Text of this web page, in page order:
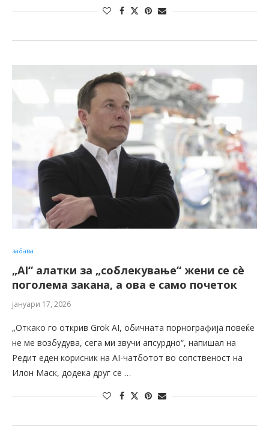
забава
„AI“ алатки за „соблекување“ жени се сè
поголема закана, а ова е само почеток
јануари 17, 2026
„Откако го открив Grok AI, обичната порнографија повеќе
не ме возбудува, сега ми звучи апсурдно“, напишал на
Редит еден корисник на AI-чатботот во сопственост на
Илон Маск, додека друг се …